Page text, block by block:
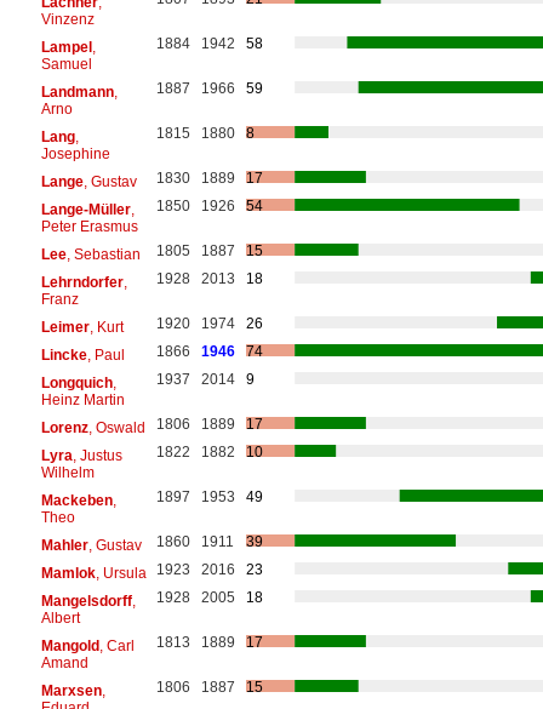
Vinzenz
Lampel,
Samuel
1884 1942 58
Landmann,
Arno
1887 1966 59
Lang,
Josephine
1815 1880 8
Lange, Gustav 1830 1889
17
Lange-Müller,
Peter Erasmus
1850 1926 54
Lee, Sebastian 1805 1887
15
Lehrndorfer,
Franz
1928 2013 18
Leimer, Kurt 1920 1974
26
Lincke, Paul 1866 1946
74
Longquich,
Heinz Martin
1937 2014 9
Lorenz, Oswald 1806 1889
17
Lyra , Justus
Wilhelm
1822 1882 10
Mackeben,
Theo
1897 1953 49
Mahler, Gustav 1860 1911
39
Mamlok, Ursula 1923 2016
23
Mangelsdorff,
Albert
1928 2005 18
Mangold, Carl
Amand
1813 1889 17
Marxsen,
1806 1887 15